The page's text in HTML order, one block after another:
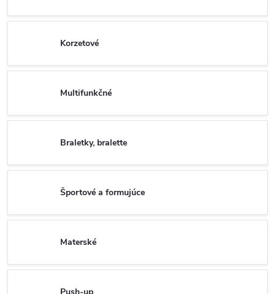
Korzetové
Multifunkčné
Braletky, bralette
Športové a formujúce
Materské
Push-up